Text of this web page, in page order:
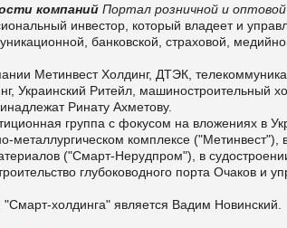
компаний Портал розничной и
инвестор, который владеет и
банковской, страховой,
Метинвест Холдинг, ДТЭК,
Украинский Ритейл, машиностроительный
Ринату Ахметову.
группа с фокусом на вложениях в
металлургическом комплексе
("Смарт-Нерудпром"), в
глубоководного порта Очаков и
холдинга" является Вадим Новинский.